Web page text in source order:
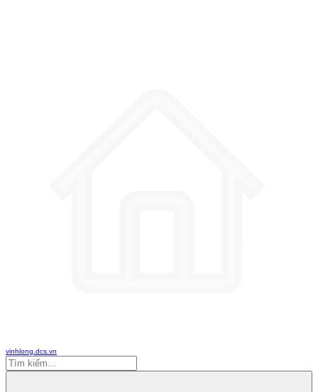
vinhlong.dcs.vn